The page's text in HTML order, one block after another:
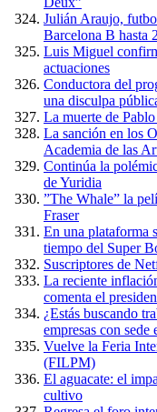
Julián Araujo,
Barcelona B hasta
Luis Miguel
actuaciones
Conductora del
una disculpa
La muerte de
La sanción en los
Academia de las
Continúa la
de Yuridia
”The Whale” la
Fraser
En una plataforma
tiempo del Super
Suscriptores de
La reciente
comenta el
¿Estás buscando
empresas con
Vuelve la Feria
(FILPM)
El aguacate: el
cultivo